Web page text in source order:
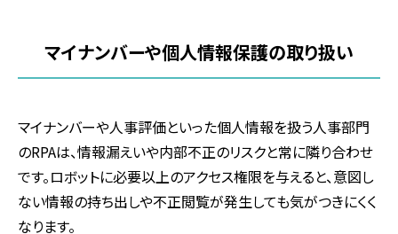
マイナンバーや個人情報保護の取り扱い
マイナンバーや人事評価といった個人情報を扱う人事部門
のRPAは、情報漏えいや内部不正のリスクと常に隣り合わせ
です。ロボットに必要以上のアクセス権限を与えると、意図し
ない情報の持ち出しや不正閲覧が発生しても気がつきにくく
なります。